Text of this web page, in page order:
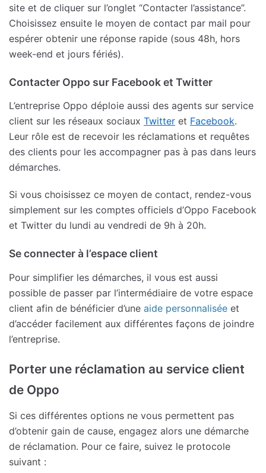
site et de cliquer sur l’onglet “Contacter l’assistance”.
Choisissez ensuite le moyen de contact par mail pour
espérer obtenir une réponse rapide (sous 48h, hors
week-end et jours fériés).
Contacter Oppo sur Facebook et Twitter
L’entreprise Oppo déploie aussi des agents sur service
client sur les réseaux sociaux Twitter et Facebook.
Leur rôle est de recevoir les réclamations et requêtes
des clients pour les accompagner pas à pas dans leurs
démarches.
Si vous choisissez ce moyen de contact, rendez-vous
simplement sur les comptes officiels d’Oppo Facebook
et Twitter du lundi au vendredi de 9h à 20h.
Se connecter à l’espace client
Pour simplifier les démarches, il vous est aussi
possible de passer par l’intermédiaire de votre espace
client afin de bénéficier d’une aide personnalisée et
d’accéder facilement aux différentes façons de joindre
l’entreprise.
Porter une réclamation au service client
de Oppo
Si ces différentes options ne vous permettent pas
d’obtenir gain de cause, engagez alors une démarche
de réclamation. Pour ce faire, suivez le protocole
suivant :